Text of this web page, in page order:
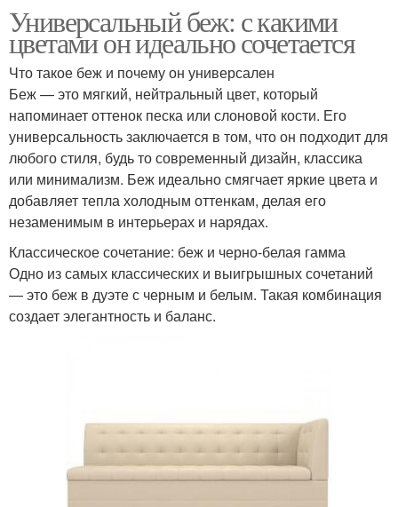
Универсальный беж: с какими
цветами он идеально сочетается
Что такое беж и почему он универсален
Беж — это мягкий, нейтральный цвет, который
напоминает оттенок песка или слоновой кости. Его
универсальность заключается в том, что он подходит для
любого стиля, будь то современный дизайн, классика
или минимализм. Беж идеально смягчает яркие цвета и
добавляет тепла холодным оттенкам, делая его
незаменимым в интерьерах и нарядах.
Классическое сочетание: беж и черно-белая гамма
Одно из самых классических и выигрышных сочетаний
— это беж в дуэте с черным и белым. Такая комбинация
создает элегантность и баланс.